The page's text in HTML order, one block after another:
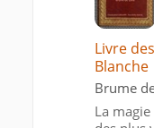
Livre
Blanche
Brume
La